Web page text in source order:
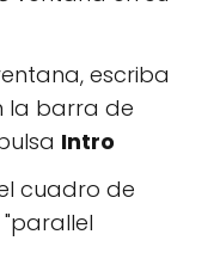
escriba
la barra de
Intro
cuadro de